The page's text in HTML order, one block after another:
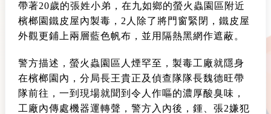
帶著20歲的張姓小弟，在九如鄉的螢火蟲園區附近
檳榔園鐵皮屋內製毒，2人除了將門窗緊閉，鐵皮屋
外觀更鋪上兩層藍色帆布，並用隔熱黑網作遮蔽。
警方描述，螢火蟲園區人煙罕至，製毒工廠就隱身
在檳榔園內，分局長王貴正及偵查隊隊長魏德旺帶
隊前往，一到現場就聞到令人作嘔的濃厚酸臭味，
工廠內傳處機器運轉聲，警方入內後，鍾、張2嫌犯